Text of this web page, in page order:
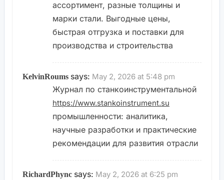
ассортимент, разные толщины и
марки стали. Выгодные цены,
быстрая отгрузка и поставки для
производства и строительства
KelvinRoums says: May 2, 2026 at 5:48 pm
Журнал по станкоинструментальной
https://www.stankoinstrument.su
промышленности: аналитика,
научные разработки и практические
рекомендации для развития отрасли
RichardPhync says: May 2, 2026 at 6:25 pm